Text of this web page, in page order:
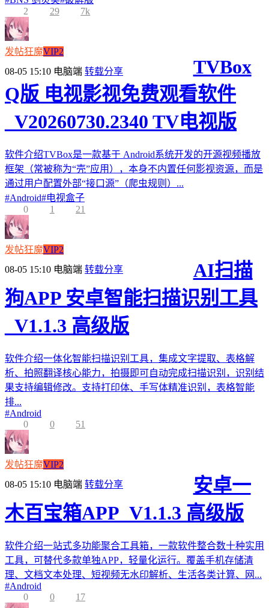
2
29 7k
发帖狂魔VIP2
08-05 15:10 电脑端 转载分享
TVBox
Q版 电视影视免费观看软件
_V20260730.2340 TV电视版
软件介绍TVBox是一款基于 Android系统开发的开源视频播放
框架（常被称为“壳”应用），本身不内置任何影视资源，而是
通过用户配置外部“接口源”（爬虫规则）...
#Android#电视盒子
0
1 21
发帖狂魔VIP2
08-05 15:10 电脑端 转载分享
AI扫描
狗APP 安卓智能扫描识别工具
_V1.1.3 高级版
软件介绍一体化智能扫描识别工具，集成文字提取、表格解
析、拍照翻译核心能力，拍摄即可自动完成扫描识别，识别结
果支持编辑修改。支持打印体、手写体精准识别，表格智能
排...
#Android
0
0 51
发帖狂魔VIP2
08-05 15:10 电脑端 转载分享
安卓一
木百宝箱APP_V1.1.3 高级版
软件介绍一站式多功能聚合工具箱，一款软件整合数十种实用
工具，可替代多款单独APP，轻量化运行。覆盖手机存储清
理、文档文本处理、短视频无水印解析、生活各类计算、网...
#Android
0
0 17